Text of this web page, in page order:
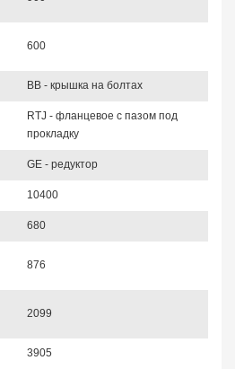
600
BB - крышка на болтах
RTJ - фланцевое с пазом под
прокладку
GE - редуктор
10400
680
876
2099
3905